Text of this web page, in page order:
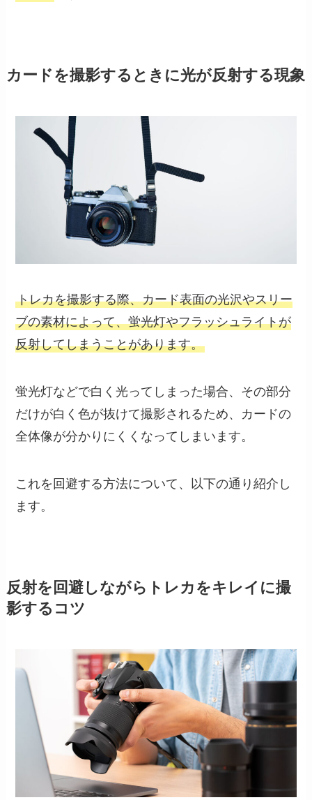
カードを撮影するときに光が反射する現象
トレカを撮影する際、カード表面の光沢やスリー
ブの素材によって、蛍光灯やフラッシュライトが
反射してしまうことがあります。
蛍光灯などで白く光ってしまった場合、その部分
だけが白く色が抜けて撮影されるため、カードの
全体像が分かりにくくなってしまいます。
これを回避する方法について、以下の通り紹介し
ます。
反射を回避しながらトレカをキレイに撮
影するコツ